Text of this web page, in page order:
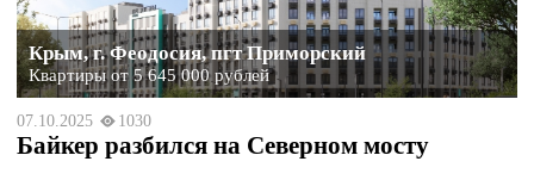
Крым, г. Феодосия, пгт Приморский
Квартиры от 5 645 000 рублей
07.10.2025 1030
Байкер разбился на Северном мосту